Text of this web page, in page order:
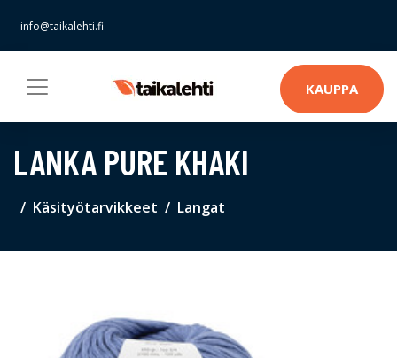
info@taikalehti.fi
KAUPPA
LANKA PURE KHAKI
Käsityötarvikkeet Langat